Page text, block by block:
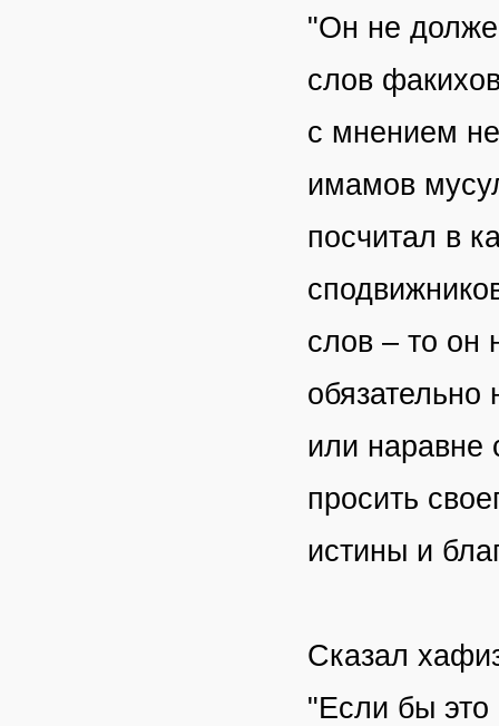
"Он не
слов
с мнением
имамов
посчитал в
слов – то он
или наравне
просить
истины и
Сказал
"Если бы это